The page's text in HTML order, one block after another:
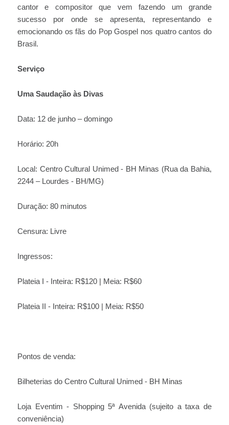
cantor e compositor que vem fazendo um grande
sucesso por onde se apresenta, representando e
emocionando os fãs do Pop Gospel nos quatro cantos do
Brasil.
Serviço
Uma Saudação às Divas
Data: 12 de junho – domingo
Horário: 20h
Local: Centro Cultural Unimed - BH Minas (Rua da Bahia,
2244 – Lourdes - BH/MG)
Duração: 80 minutos
Censura: Livre
Ingressos:
Plateia I - Inteira: R$120 | Meia: R$60
Plateia II - Inteira: R$100 | Meia: R$50
Pontos de venda:
Bilheterias do Centro Cultural Unimed - BH Minas
Loja Eventim - Shopping 5ª Avenida (sujeito a taxa de
conveniência)